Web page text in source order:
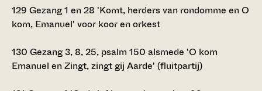
129 Gezang 1 en 28 'Komt, herders van rondomme en O
kom, Emanuel' voor koor en orkest
130 Gezang 3, 8, 25, psalm 150 alsmede 'O kom
Emanuel en Zingt, zingt gij Aarde' (fluitpartij)